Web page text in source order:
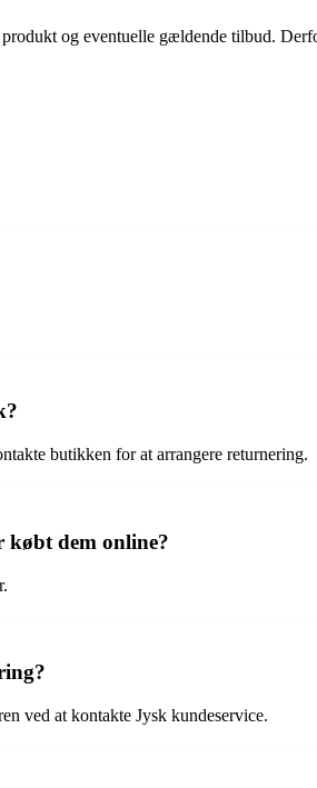
og eventuelle gældende tilbud.
butikken for at arrangere returnering.
købt dem online?
ved at kontakte Jysk kundeservice.